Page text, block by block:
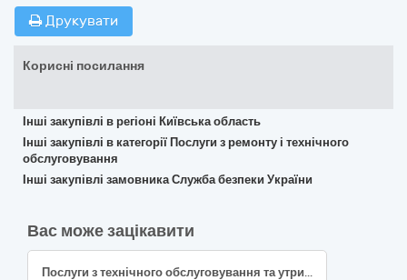
Друкувати
Корисні посилання
Інші закупівлі в регіоні Київська область
Інші закупівлі в категорії Послуги з ремонту і технічного
обслуговування
Інші закупівлі замовника Служба безпеки України
Вас може зацікавити
Послуги з технічного обслуговування та утримання в належному стані внутрішніх та зовнішніх мереж газопостачання (ремонт вертикального насоса CR1-10A-FGJ-A-E-HQQE 3x230/4 до парового котла КПа-0,4Г)